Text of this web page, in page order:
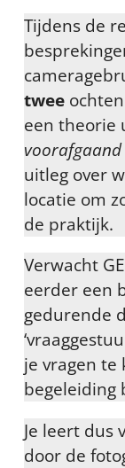
Tijdens de
twee
een theorie
uitleg over
locatie om
de praktijk.
Verwacht
eerder een
gedurende
je vragen te
begeleiding
Je leert dus
door de